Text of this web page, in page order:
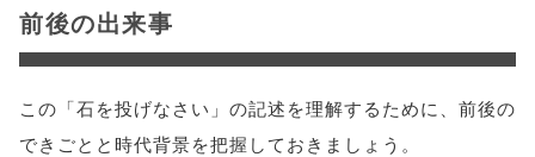
前後の出来事
この「石を投げなさい」の記述を理解するために、前後の
できごとと時代背景を把握しておきましょう。